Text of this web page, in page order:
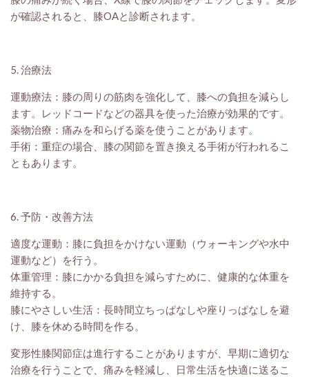
が確認されると、膝OAと診断されます。
5. 治療法
運動療法：膝の周りの筋肉を強化して、膝への負担を減らし
ます。レッドコードなどの器具を使った治療が効果的です。
薬物治療：痛みを和らげる薬を使うことがあります。
手術：重症の場合、膝の関節を置き換える手術が行われるこ
ともあります。
6. 予防・改善方法
適度な運動：膝に負担をかけない運動（ウォーキングや水中
運動など）を行う。
体重管理：膝にかかる負担を減らすために、健康的な体重を
維持する。
膝にやさしい生活：長時間立ちっぱなしや座りっぱなしを避
け、膝を休める時間を作る。
変形性膝関節症は進行することがありますが、早期に適切な
治療を行うことで、痛みを軽減し、日常生活を快適に送るこ